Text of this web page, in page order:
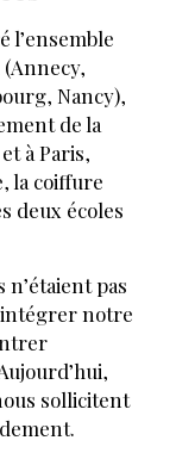
l’ensemble
Nancy),
de la
à Paris,
la coiffure
deux écoles
n’étaient pas
notre
sollicitent